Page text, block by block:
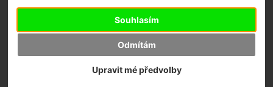
Souhlasím
Odmítám
Upravit mé předvolby